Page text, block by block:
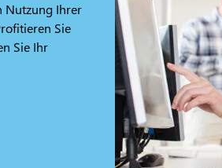
Nutzung Ihrer
Sie
Sie Ihr